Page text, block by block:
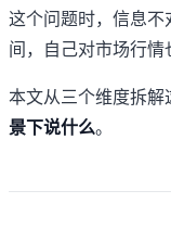
这个问题时，信息
间，自己对市场行情
本文从三个维度拆解
景下说什么。